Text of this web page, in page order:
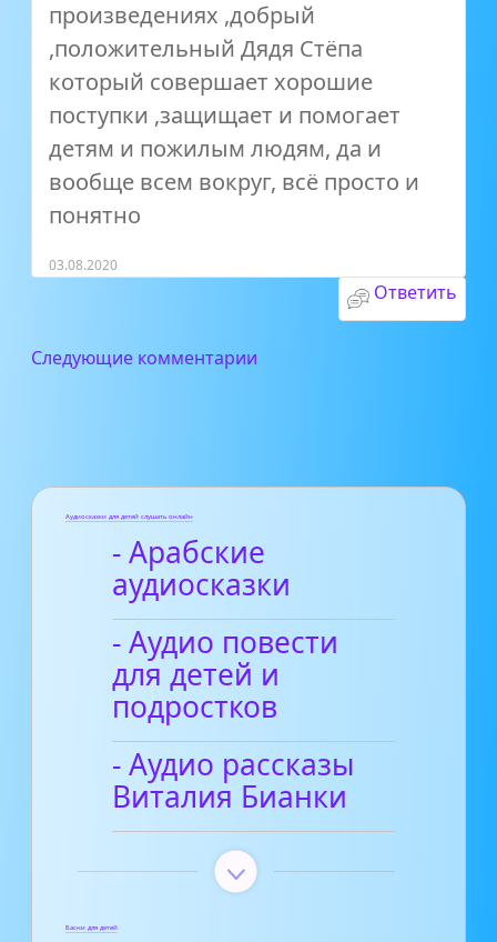
произведениях ,добрый
,положительный Дядя Стёпа
который совершает хорошие
поступки ,защищает и помогает
детям и пожилым людям, да и
вообще всем вокруг, всё просто и
понятно
03.08.2020
Ответить
Следующие комментарии
Аудиосказки для детей слушать онлайн
- Арабские
аудиосказки
- Аудио повести
для детей и
подростков
- Аудио рассказы
Виталия Бианки
Басни для детей